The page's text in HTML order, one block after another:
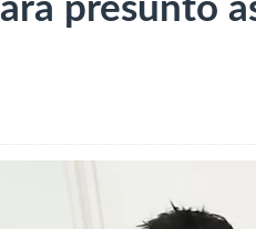
presunto